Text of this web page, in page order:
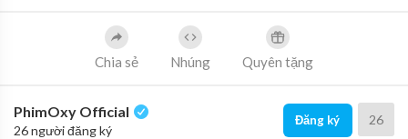
Chia sẻ Nhúng Quyên tặng
PhimOxy Official
26 người đăng ký
Đăng ký 26